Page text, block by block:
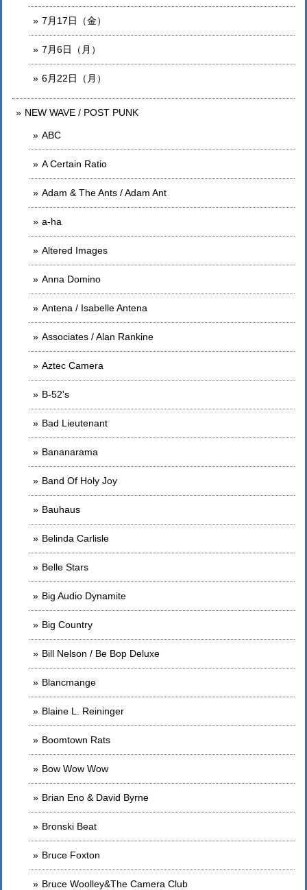
7月17日（金）
7月6日（月）
6月22日（月）
NEW WAVE / POST PUNK
ABC
A Certain Ratio
Adam & The Ants / Adam Ant
a-ha
Altered Images
Anna Domino
Antena / Isabelle Antena
Associates / Alan Rankine
Aztec Camera
B-52's
Bad Lieutenant
Bananarama
Band Of Holy Joy
Bauhaus
Belinda Carlisle
Belle Stars
Big Audio Dynamite
Big Country
Bill Nelson / Be Bop Deluxe
Blancmange
Blaine L. Reininger
Boomtown Rats
Bow Wow Wow
Brian Eno & David Byrne
Bronski Beat
Bruce Foxton
Bruce Woolley&The Camera Club